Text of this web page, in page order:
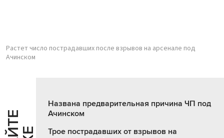
Растет число пострадавших после взрывов на арсенале под
Ачинском
Названа предварительная причина ЧП под
Ачинском
Трое пострадавших от взрывов на